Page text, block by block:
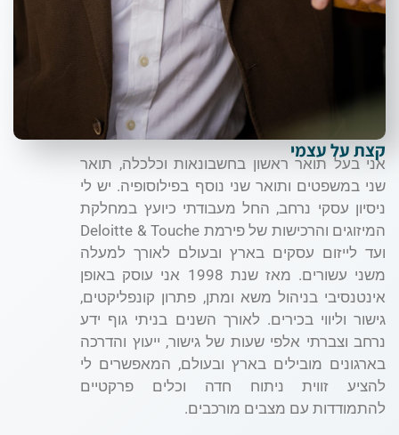
קצת על עצמי
אני בעל תואר ראשון בחשבונאות וכלכלה, תואר
שני במשפטים ותואר שני נוסף בפילוסופיה. יש לי
ניסיון עסקי נרחב, החל מעבודתי כיועץ במחלקת
המיזוגים והרכישות של פירמת Deloitte & Touche
ועד לייזום עסקים בארץ ובעולם לאורך למעלה
משני עשורים. מאז שנת 1998 אני עוסק באופן
אינטנסיבי בניהול משא ומתן, פתרון קונפליקטים,
גישור וליווי בכירים. לאורך השנים בניתי גוף ידע
נרחב וצברתי אלפי שעות של גישור, ייעוץ והדרכה
בארגונים מובילים בארץ ובעולם, המאפשרים לי
להציע זווית ניתוח חדה וכלים פרקטיים
להתמודדות עם מצבים מורכבים.